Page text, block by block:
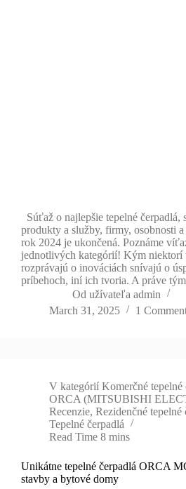
Súťaž o najlepšie tepelné čerpadlá,
produkty a služby, firmy, osobnosti
rok 2024 je ukončená. Poznáme
jednotlivých kategórií! Kým niektorí
rozprávajú o inováciách snívajú o
príbehoch, iní ich tvoria. A práve
Od užívateľa admin
March 31, 2025
1
V kategórií Komerčné tepelné
ORCA (MITSUBISHI
Recenzie, Rezidenčné tepelné
Tepelné čerpadlá
Read Time 8 mins
Unikátne tepelné čerpadlá ORCA
stavby a bytové domy